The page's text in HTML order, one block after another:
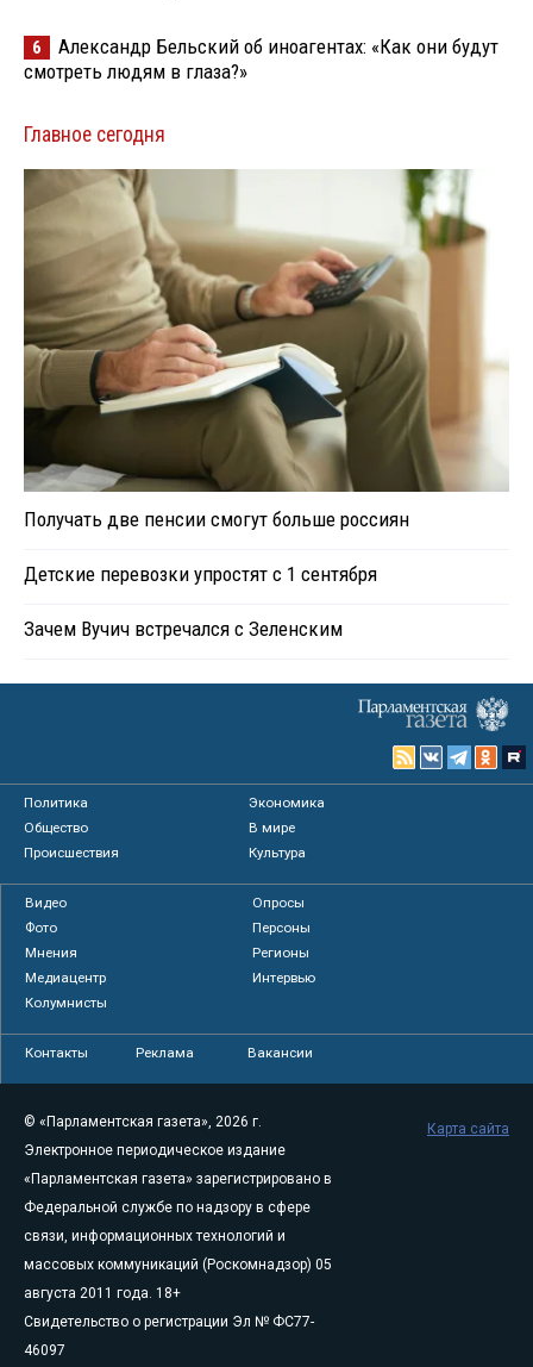
6
Александр Бельский об иноагентах: «Как они будут
смотреть людям в глаза?»
Главное сегодня
Получать две пенсии смогут больше россиян
Детские перевозки упростят с 1 сентября
Зачем Вучич встречался с Зеленским
Политика
Экономика
Общество
В мире
Происшествия
Культура
Видео
Опросы
Фото
Персоны
Мнения
Регионы
Медиацентр
Интервью
Колумнисты
Контакты Реклама Вакансии
© «Парламентская газета», 2026 г.
Электронное периодическое издание
«Парламентская газета» зарегистрировано в
Федеральной службе по надзору в сфере
связи, информационных технологий и
массовых коммуникаций (Роскомнадзор) 05
августа 2011 года. 18+
Свидетельство о регистрации Эл № ФС77-
46097
Карта сайта